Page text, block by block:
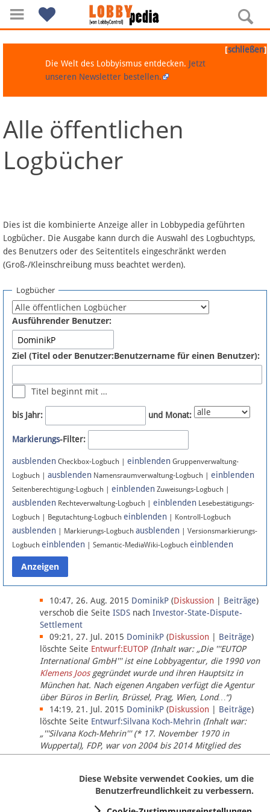
Navigation
Über Lobbypedia
Artikel nach Kategorien
FAQ
Fördermitglied werden
Fehler melden
Newsletter
Bluesky
Facebook
Instagram
Anmelden
Datenschutz
Über Lobbypedia
Impressum
[schließen]
Die Welt des Lobbyismus entdecken. Jetzt
unseren Newsletter bestellen.
Alle öffentlichen
Logbücher
Dies ist die kombinierte Anzeige aller in Lobbypedia geführten
Logbücher. Die Ausgabe kann durch die Auswahl des Logbuchtyps,
des Benutzers oder des Seitentitels eingeschränkt werden
(Groß-/Kleinschreibung muss beachtet werden).
Logbücher
Ausführender Benutzer:
Ziel (Titel oder Benutzer:Benutzername für einen Benutzer):
Titel beginnt mit …
bis Jahr: und Monat:
Markierungs-Filter:
ausblenden Checkbox-Logbuch | einblenden Gruppenverwaltung-
Logbuch | ausblenden Namensraumverwaltung-Logbuch | einblenden
Seitenberechtigung-Logbuch | einblenden Zuweisungs-Logbuch |
ausblenden Rechteverwaltung-Logbuch | einblenden Lesebestätigungs-
Logbuch | Begutachtung-Logbuch einblenden | Kontroll-Logbuch
ausblenden | Markierungs-Logbuch ausblenden | Versionsmarkierungs-
Logbuch einblenden | Semantic-MediaWiki-Logbuch einblenden
10:47, 26. Aug. 2015 DominikP (Diskussion Beiträge)
verschob die Seite ISDS nach Investor-State-Dispute-
Settlement
09:21, 27. Jul. 2015 DominikP (Diskussion Beiträge)
löschte Seite Entwurf:EUTOP (Inhalt war: „Die '''EUTOP
International GmbH''' ist eine Lobbyagentur, die 1990 von
Klemens Joosgegründet wurde und ihren Hauptsitz in
München hat. Nach eigenen Angaben verfügt die Agentur
über Büros in Berlin, Brüssel, Prag, Wien, Lond…“)
14:19, 21. Jul. 2015 DominikP (Diskussion Beiträge)
löschte Seite Entwurf:Silvana Koch-Mehrin (Inhalt war:
„'''Silvana Koch-Mehrin''' (* 17. November 1970 in
Wuppertal), FDP, war von 2004 bis 2014 Mitglied des
Europäischen Parlaments, seit November 2014 ist sie für
Diese Website verwendet Cookies, um die
Benutzerfreundlichkeit zu verbessern.